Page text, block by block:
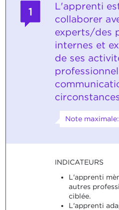
1
L'apprenti
collaborer
experts/des
internes et
de ses
Note
INDICATEURS
L'apprenti
autres
ciblée.
L'apprenti